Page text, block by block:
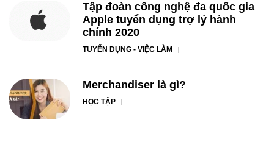
Tập đoàn công nghệ đa quốc gia
Apple tuyển dụng trợ lý hành
chính 2020
TUYỂN DỤNG - VIỆC LÀM
Merchandiser là gì?
HỌC TẬP